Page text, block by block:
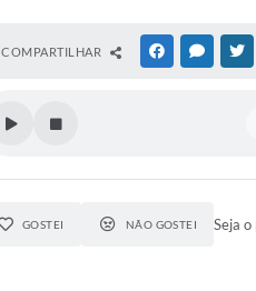
COMPARTILHAR FACEBOOK
GOSTEI NÃO GOSTEI Seja